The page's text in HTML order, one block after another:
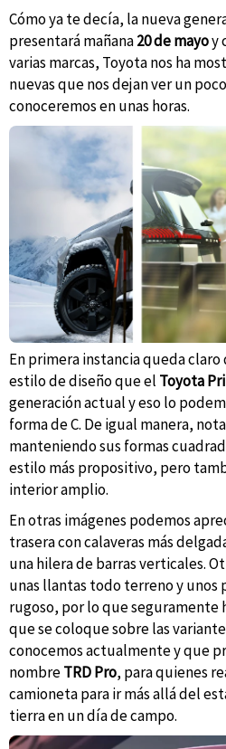
Cómo ya te decía, la nueva
presentará mañana20 de mayoy
varias marcas, Toyota nos ha
nuevas que nos dejan ver un
conoceremos en unas horas.
En primera instancia queda claro
estilo de diseño que el Toyota
generación actual y eso lo
forma de C. De igual manera,
manteniendo sus formas
estilo más propositivo, pero
interior amplio.
En otras imágenes podemos
trasera con calaveras más
una hilera de barras verticales.
unas llantas todo terreno y unos
rugoso, por lo que seguramente
que se coloque sobre las
conocemos actualmente y que
nombreTRD Pro, para quienes
camioneta para ir más allá del
tierra en un día de campo.